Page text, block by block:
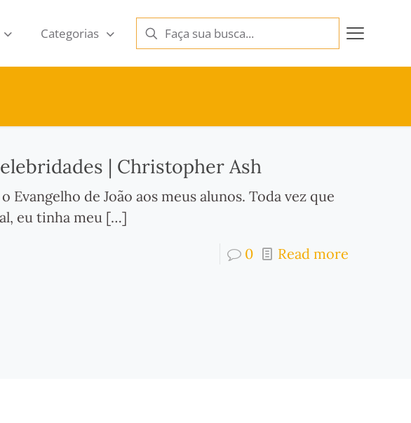
Categorias
| Christopher Ash
Evangelho de João aos meus alunos. Toda vez que
eu tinha meu[…]
0 Read more